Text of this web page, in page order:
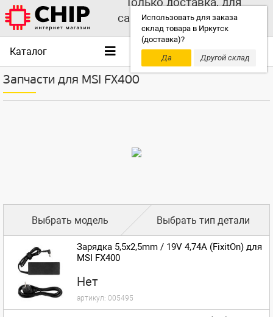
Использовать для заказа
склад товара в Иркутск
(доставка)?
Да
Другой склад
самовывоза выбирайте
другой склад!
Каталог
Запчасти для MSI FX400
Выбрать модель Выбрать тип детали
Зарядка 5,5x2,5mm / 19V 4,74A (FixitOn) для
MSI FX400
Нет
артикул: 005495